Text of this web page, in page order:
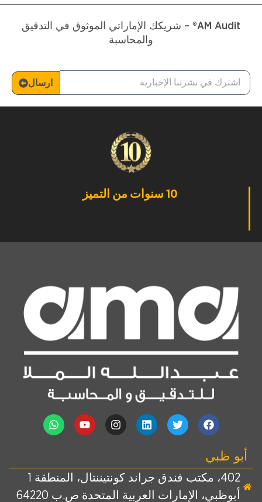
AM Audit® – شريكك الإماراتي الموثوق في التدقيق
والمحاسبة
ارسال
10 سنوات من التميز
أبو ظبي
402، مكتب فندق جراند كونتيننتال، المنطقة 1
أبوظبي، الإمارات العربية المتحدة ص.ب 64220